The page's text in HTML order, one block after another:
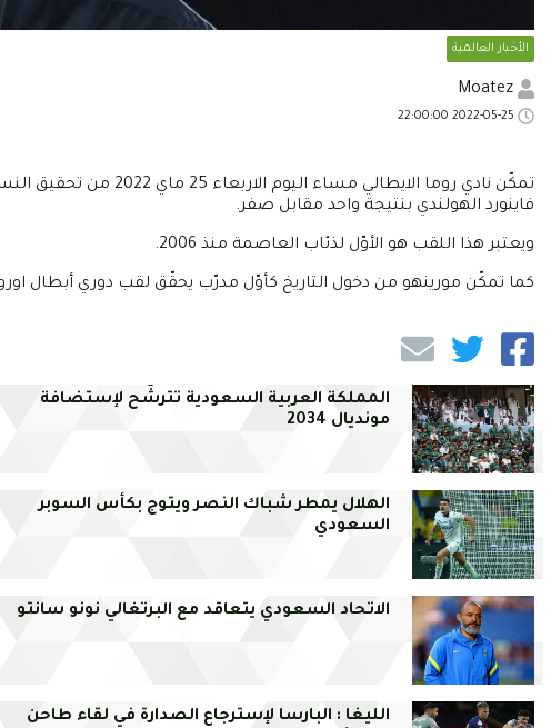
الأخبار العالمية
تمكّن نادي روما
فاينورد الهولندي بنتيجة واحد مقابل صفر.
ويعتبر هذا اللقب هو الأوّل لذئاب العاصمة منذ 2006.
كما تمكّن مورينهو من دخول التاريخ كأوّل مدرّب يحقّق لقب دوري أبطال
المملكة العربية السعودية تترشّح لإستضافة
مونديال 2034
الهلال يمطر شباك النصر ويتوج بكأس السوبر
السعودي
الاتحاد السعودي يتعاقد مع البرتغالي نونو سانتو
الليغا : البارسا لإسترجاع الصدارة في لقاء طاحن